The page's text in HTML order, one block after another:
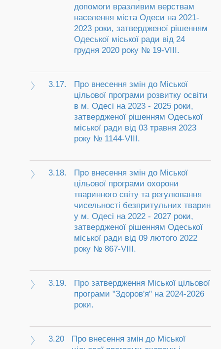
допомоги вразливим верствам
населення міста Одеси на 2021-
2023 роки, затвердженої рішенням
Одеської міської ради від 24
грудня 2020 року № 19-VIII.
3.17.
Про внесення змін до Міської
цільової програми розвитку освіти
в м. Одесі на 2023 - 2025 роки,
затвердженої рішенням Одеської
міської ради від 03 травня 2023
року № 1144-VIII.
3.18.
Про внесення змін до Міської
цільової програми охорони
тваринного світу та регулювання
чисельності безпритульних тварин
у м. Одесі на 2022 - 2027 роки,
затвердженої рішенням Одеської
міської ради від 09 лютого 2022
року № 867-VIII.
3.19.
Про затвердження Міської цільової
програми "Здоров'я" на 2024-2026
роки.
3.20
Про внесення змін до Міської